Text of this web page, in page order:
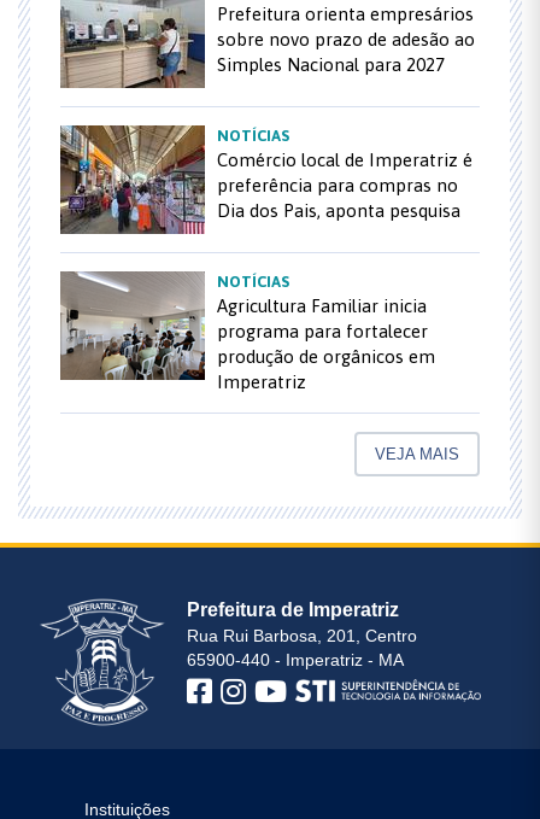
Prefeitura orienta empresários
sobre novo prazo de adesão ao
Simples Nacional para 2027
NOTÍCIAS
Comércio local de Imperatriz é
preferência para compras no
Dia dos Pais, aponta pesquisa
NOTÍCIAS
Agricultura Familiar inicia
programa para fortalecer
produção de orgânicos em
Imperatriz
VEJA MAIS
Prefeitura de Imperatriz
Rua Rui Barbosa, 201, Centro
65900-440 - Imperatriz - MA
Instituições